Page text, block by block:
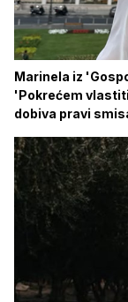
Marinela iz
'Pokrećem
dobiva pravi